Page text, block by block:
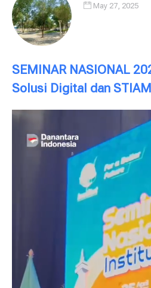
May 27, 2025
SEMINAR NASIONAL
Solusi Digital dan